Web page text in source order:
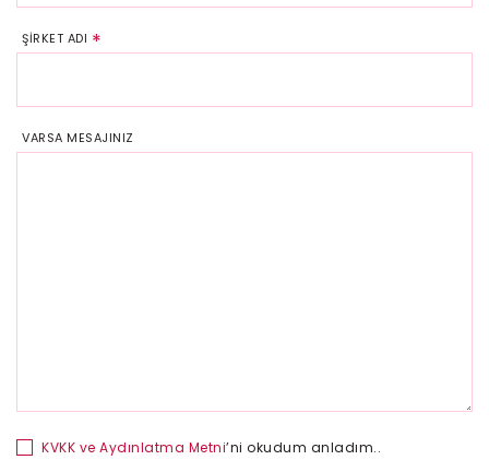
ŞİRKET ADI
VARSA MESAJINIZ
KVKK ve Aydınlatma Metni’ni okudum anladım..